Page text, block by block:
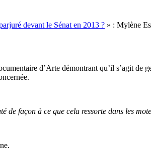
devant le Sénat en 2013 ? » : Mylène
d’Arte démontrant qu’il s’agit de
façon à ce que cela ressorte dans les